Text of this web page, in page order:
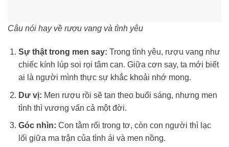
Câu nói hay về rượu vang và tình yêu
Sự thật trong men say: Trong tình yêu, rượu vang như
chiếc kính lúp soi rọi tâm can. Giữa cơn say, ta mới biết
ai là người mình thực sự khắc khoải nhớ mong.
Dư vị: Men rượu rồi sẽ tan theo buổi sáng, nhưng men
tình thì vương vấn cả một đời.
Góc nhìn: Con tằm rối trong tơ, còn con người thì lạc
lối giữa ma trận của tình ái và men nồng.